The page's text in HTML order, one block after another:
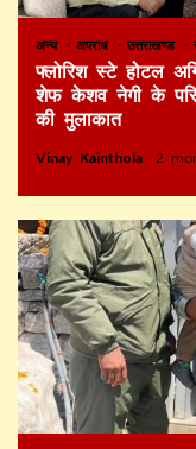
अन्य अपराध उत्तराखण्ड
फ्लोरिश स्टे होटल
शेफ केशव नेगी के
की मुलाकात
Vinay Kainthola 2